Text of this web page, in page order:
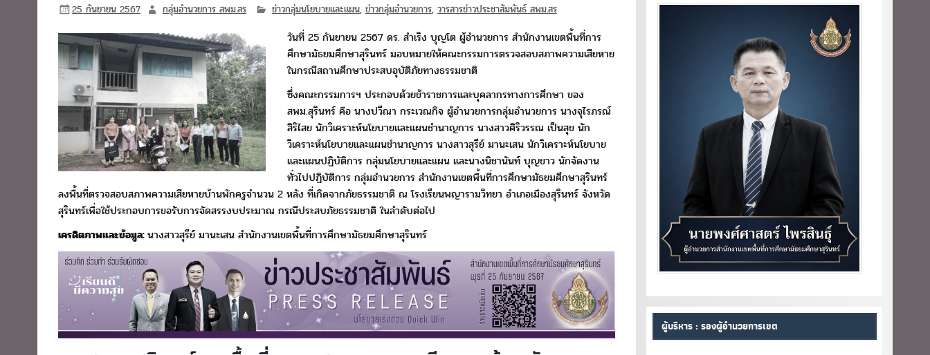
25 กันยายน 2567 กลุ่มอำนวยการ สพม.สร ข่าวกลุ่มนโยบายและแผน, ข่าวกลุ่มอำนวยการ, วารสารข่าวประชาสัมพันธ์ สพม.สร
วันที่ 25 กันยายน 2567 ดร. สำเริง บุญโต ผู้อำนวยการ สำนักงานเขตพื้นที่การ
ศึกษามัธยมศึกษาสุรินทร์ มอบหมายให้คณะกรรมการตรวจสอบสภาพความเสียหาย
ในกรณีสถานศึกษาประสบอุบัติภัยทางธรรมชาติ
ซึ่งคณะกรรมการฯ ประกอบด้วยข้าราชการและบุคลากรทางการศึกษา ของ
สพม.สุรินทร์ คือ นางปวีณา​ กระเวณกิจ​ ​ผู้อำนวยการกลุ่มอำนวยการ​ ​นางจุไรภรณ์
สิริไสย นักวิเคราะห์นโยบายและแผนชำนาญการ นางสาวศิริวรรณ​ เป็นสุข​ นัก
วิเคราะห์นโยบายและแผนชำนาญการ นางสาวสุรีย์​ มานะเสน​ นักวิเคราะห์นโยบาย
และแผนปฏิบัติการ กลุ่มนโยบายและแผน​ และนางนิชานันท์ บุญขาว นักจัดงาน
ทั่วไปปฏิบัติการ กลุ่มอำนวยการ สำนักงานเขตพื้นที่การศึกษามัธยมศึกษาสุรินทร์
ลงพื้นที่ตรวจสอบสภาพความเสียหายบ้านพักครูจำนวน​ 2 หลัง​ ที่เกิดจากภัยธรรมชาติ​ ณ​ โรงเรียนพญาราม​วิทยา อำเภอเมืองสุรินทร์ จังหวัด
สุรินทร์เพื่อใช้ประกอบการขอรับการจัดสรรงบประมาณ กรณีประสบภัยธรรมชาติ​ ในลำดับต่อไป
เครดิตภาพและข้อมูล:นางสาวสุรีย์​ มานะเสนสำนักงานเขตพื้นที่การศึกษามัธยมศึกษาสุรินทร์
ผู้บริหาร : รองผู้อำนวยการเขต